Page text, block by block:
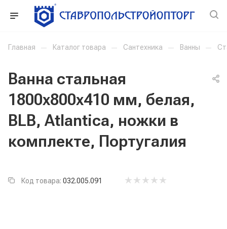
Главная — Каталог товара — Сантехника — Ванны —
Ванна стальная
1800x800x410 мм, белая,
BLB, Atlantica, ножки в
комплекте, Португалия
Код товара: 032.005.091